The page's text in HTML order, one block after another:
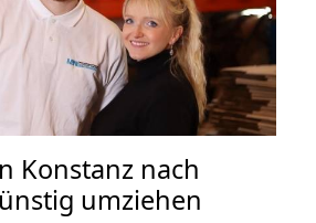
Konstanz nach
umziehen